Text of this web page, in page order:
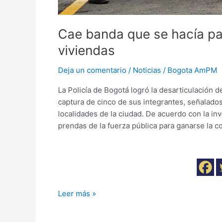
Cae banda que se hacía
viviendas
Deja un comentario / Noticias / Bogota AmPM
La Policía de Bogotá logró la desarticulación
captura de cinco de sus integrantes,
localidades de la ciudad. De acuerdo con la
prendas de la fuerza pública para ganarse la
Leer más »